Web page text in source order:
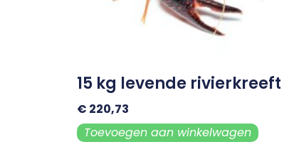
15 kg levende rivierkreeft
€ 220,73
Toevoegen aan winkelwagen